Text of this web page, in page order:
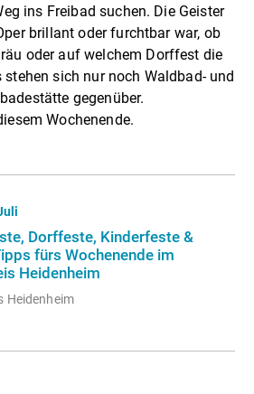
ins Freibad suchen. Die Geister
brillant oder furchtbar war, ob
oder auf welchem Dorffest die
sich nur noch Waldbad- und
gegenüber.
Wochenende.
Dorffeste, Kinderfeste &
fürs Wochenende im
Heidenheim
Heidenheim